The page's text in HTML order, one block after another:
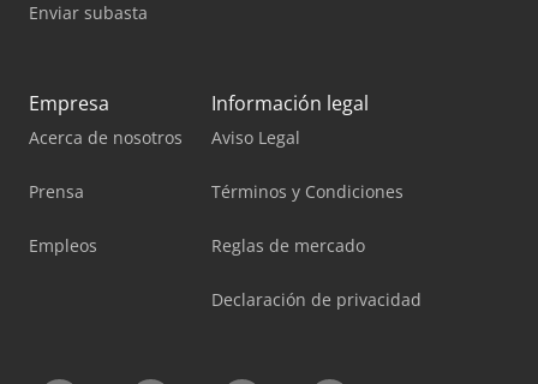
Enviar subasta
Empresa
Acerca de nosotros
Prensa
Empleos
Información legal
Aviso Legal
Términos y Condiciones
Reglas de mercado
Declaración de privacidad